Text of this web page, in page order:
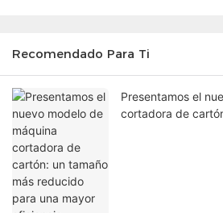
Recomendado Para Ti
Presentamos el
cortadora de